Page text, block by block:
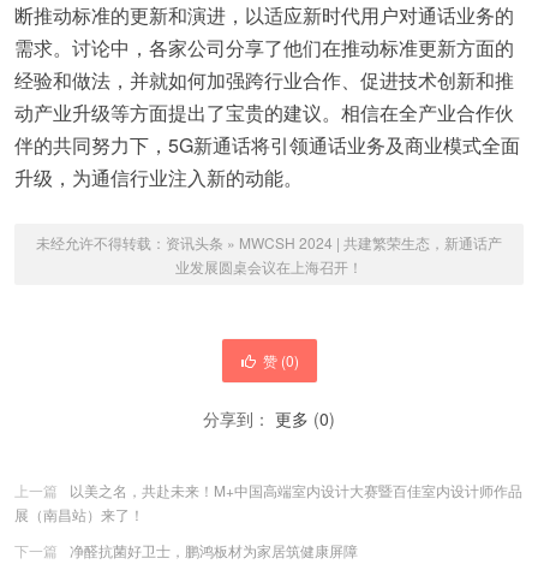
断推动标准的更新和演进，以适应新时代用户对通话业务的
需求。讨论中，各家公司分享了他们在推动标准更新方面的
经验和做法，并就如何加强跨行业合作、促进技术创新和推
动产业升级等方面提出了宝贵的建议。相信在全产业合作伙
伴的共同努力下，5G新通话将引领通话业务及商业模式全面
升级，为通信行业注入新的动能。
未经允许不得转载： 资讯头条 » MWCSH 2024 | 共建繁荣生态，新通话产
业发展圆桌会议在上海召开！
赞 (0)
分享到： 更多 (0)
上一篇
以美之名，共赴未来！M+中国高端室内设计大赛暨百佳室内设计师作品
展（南昌站）来了！
下一篇
净醛抗菌好卫士，鹏鸿板材为家居筑健康屏障